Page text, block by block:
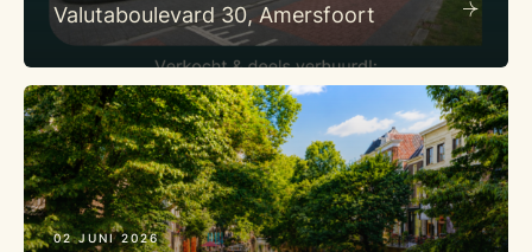
Valutaboulevard 30, Amersfoort
02 JUNI 2026